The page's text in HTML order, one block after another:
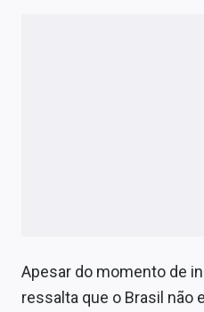
Apesar do momento de
ressalta que o Brasil não